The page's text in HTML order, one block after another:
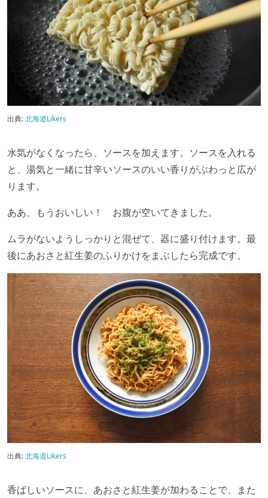
出典:北海道Likers
水気がなくなったら、ソースを加えます。ソースを入れる
と、湯気と一緒に甘辛いソースのいい香りがぶわっと広が
ります。
ああ、もうおいしい！ お腹が空いてきました。
ムラがないようしっかりと混ぜて、器に盛り付けます。最
後にあおさと紅生姜のふりかけをまぶしたら完成です。
出典:北海道Likers
香ばしいソースに、あおさと紅生姜が加わることで、また